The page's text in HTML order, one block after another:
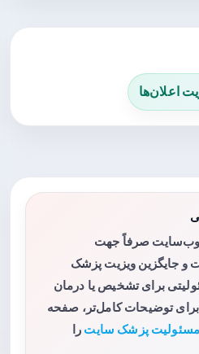
اعلان‌ها
وب‌سایت صرفاً جهت
و جایگزین ویزیت پزشک
برای تشخیص یا درمان
برای توضیحات کامل‌تر، صفحه
پزشک سایت را